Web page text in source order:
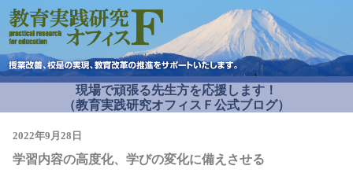
現場で頑張る先生方を応援します！
（教育実践研究オフィスＦ公式ブログ）
2022年9月28日
学習内容の高度化、学びの変化に備えさせる